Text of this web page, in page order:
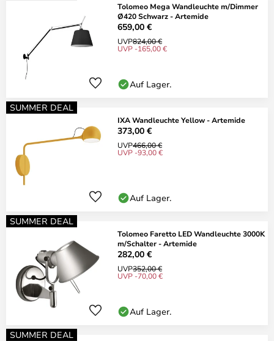
Tolomeo Mega Wandleuchte m/Dimmer
Ø420 Schwarz - Artemide
659,00 €
UVP824,00 €
UVP -165,00 €
Auf Lager.
SUMMER DEAL
IXA Wandleuchte Yellow - Artemide
373,00 €
UVP466,00 €
UVP -93,00 €
Auf Lager.
SUMMER DEAL
Tolomeo Faretto LED Wandleuchte 3000K
m/Schalter - Artemide
282,00 €
UVP352,00 €
UVP -70,00 €
Auf Lager.
SUMMER DEAL